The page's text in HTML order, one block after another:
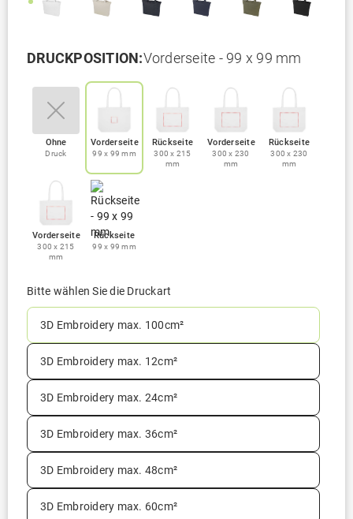
DRUCKPOSITION:Vorderseite - 99 x 99 mm
Ohne
Druck
Vorderseite
99 x 99 mm
Rückseite
300 x 215
mm
Vorderseite
300 x 230
mm
Rückseite
300 x 230
mm
Vorderseite
300 x 215
mm
Rückseite
99 x 99 mm
Bitte wählen Sie die Druckart
3D Embroidery max. 100cm²
3D Embroidery max. 12cm²
3D Embroidery max. 24cm²
3D Embroidery max. 36cm²
3D Embroidery max. 48cm²
3D Embroidery max. 60cm²